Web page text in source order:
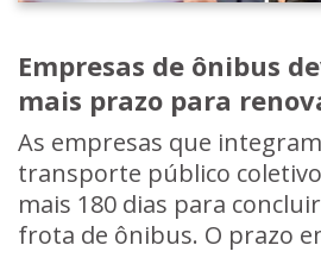
Empresas de ônibus
mais prazo para
As empresas que
transporte público
mais 180 dias para
frota de ônibus. O prazo